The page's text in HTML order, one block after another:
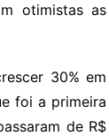
otimistas as
30% em
foi a primeira
de R$